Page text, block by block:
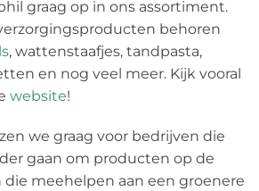
graag op in ons assortiment.
behoren
, wattenstaafjes, tandpasta,
en nog veel meer. Kijk vooral
website!
we graag voor bedrijven die
gaan om producten op de
meehelpen aan een groenere